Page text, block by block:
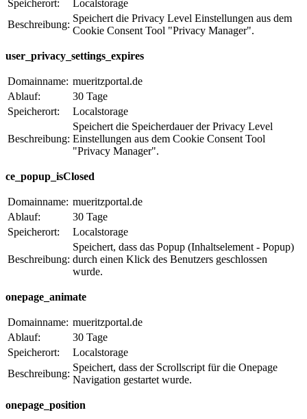
Speicherort:
Localstorage
Beschreibung:
Speichert die Privacy Level Einstellungen aus dem
Cookie Consent Tool "Privacy Manager".
user_privacy_settings_expires
Domainname: mueritzportal.de
Ablauf:
30 Tage
Speicherort:
Localstorage
Beschreibung:
Speichert die Speicherdauer der Privacy Level
Einstellungen aus dem Cookie Consent Tool
"Privacy Manager".
ce_popup_isClosed
Domainname: mueritzportal.de
Ablauf:
30 Tage
Speicherort:
Localstorage
Beschreibung:
Speichert, dass das Popup (Inhaltselement - Popup)
durch einen Klick des Benutzers geschlossen
wurde.
onepage_animate
Domainname: mueritzportal.de
Ablauf:
30 Tage
Speicherort:
Localstorage
Beschreibung:
Speichert, dass der Scrollscript für die Onepage
Navigation gestartet wurde.
onepage_position